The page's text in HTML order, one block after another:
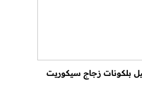
بلكونات زجاج سيكوريت